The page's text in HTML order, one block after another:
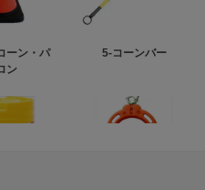
ーン・パ
ン
5-コーンバー